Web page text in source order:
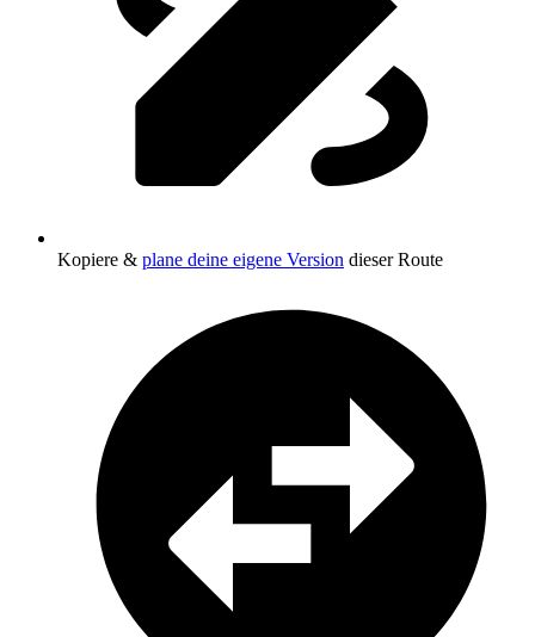
Kopiere & plane deine eigene Version dieser Route